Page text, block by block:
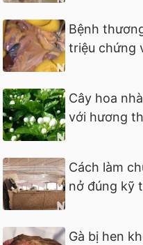
Bệnh
triệu chứng
Cây hoa
với hương
Cách làm
nở đúng kỹ
Gà bị hen